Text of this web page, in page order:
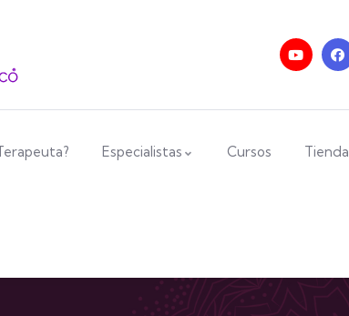
Especialistas Cursos Tienda